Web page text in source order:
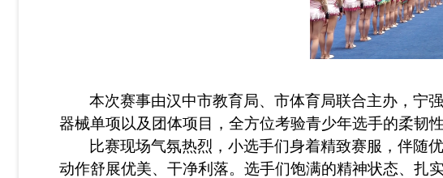
本次赛事由汉中市教育局、市体育局联合主办，宁
器械单项以及团体项目，全方位考验青少年选手的柔韧
比赛现场气氛热烈，小选手们身着精致赛服，伴随
动作舒展优美、干净利落。选手们饱满的精神状态、扎